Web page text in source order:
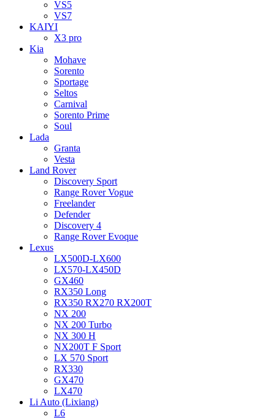
VS5
VS7
KAIYI
X3 pro
Kia
Mohave
Sorento
Sportage
Seltos
Carnival
Sorento Prime
Soul
Lada
Granta
Vesta
Land Rover
Discovery Sport
Range Rover Vogue
Freelander
Defender
Discovery 4
Range Rover Evoque
Lexus
LX500D-LX600
LX570-LX450D
GX460
RX350 Long
RX350 RX270 RX200T
NX 200
NX 200 Turbo
NX 300 H
NX200T F Sport
LX 570 Sport
RX330
GX470
LX470
Li Auto (Lixiang)
L6